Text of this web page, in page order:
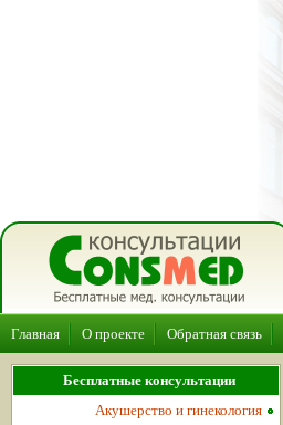
Главная О проекте Обратная связь
Бесплатные консультации
Акушерство и гинекология